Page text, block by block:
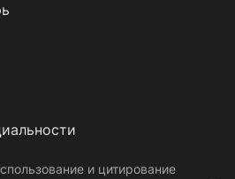
и цитирование